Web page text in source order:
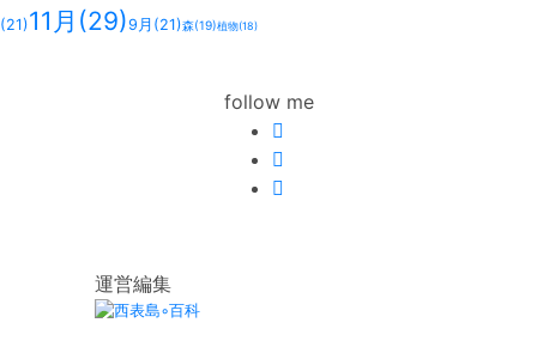
(21)11月 (29)9月 (21)森(19)植物(18)
follow me
運営編集